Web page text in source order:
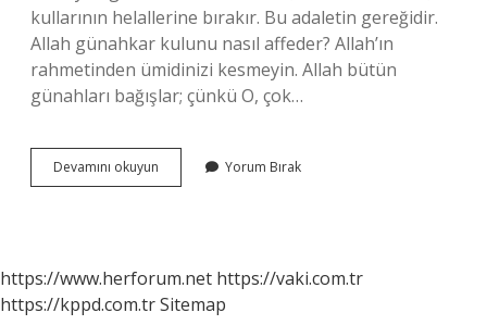
kullarının helallerine bırakır. Bu adaletin gereğidir.
Allah günahkar kulunu nasıl affeder? Allah’ın
rahmetinden ümidinizi kesmeyin. Allah bütün
günahları bağışlar; çünkü O, çok…
Devamını okuyun
Hakkı
Yorum Bırak
https://www.herforum.net https://vaki.com.tr
https://kppd.com.trSitemap